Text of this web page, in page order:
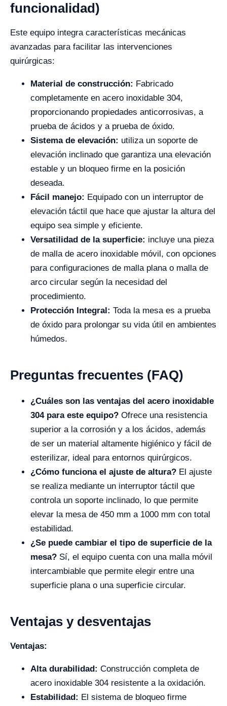
funcionalidad)
Este equipo integra características mecánicas
avanzadas para facilitar las intervenciones
quirúrgicas:
Material de construcción: Fabricado
completamente en acero inoxidable 304,
proporcionando propiedades anticorrosivas, a
prueba de ácidos y a prueba de óxido.
Sistema de elevación: utiliza un soporte de
elevación inclinado que garantiza una elevación
estable y un bloqueo firme en la posición
deseada.
Fácil manejo: Equipado con un interruptor de
elevación táctil que hace que ajustar la altura del
equipo sea simple y eficiente.
Versatilidad de la superficie: incluye una pieza
de malla de acero inoxidable móvil, con opciones
para configuraciones de malla plana o malla de
arco circular según la necesidad del
procedimiento.
Protección Integral: Toda la mesa es a prueba
de óxido para prolongar su vida útil en ambientes
húmedos.
Preguntas frecuentes (FAQ)
¿Cuáles son las ventajas del acero inoxidable
304 para este equipo? Ofrece una resistencia
superior a la corrosión y a los ácidos, además
de ser un material altamente higiénico y fácil de
esterilizar, ideal para entornos quirúrgicos.
¿Cómo funciona el ajuste de altura? El ajuste
se realiza mediante un interruptor táctil que
controla un soporte inclinado, lo que permite
elevar la mesa de 450 mm a 1000 mm con total
estabilidad.
¿Se puede cambiar el tipo de superficie de la
mesa? Sí, el equipo cuenta con una malla móvil
intercambiable que permite elegir entre una
superficie plana o una superficie circular.
Ventajas y desventajas
Ventajas:
Alta durabilidad: Construcción completa de
acero inoxidable 304 resistente a la oxidación.
Estabilidad: El sistema de bloqueo firme